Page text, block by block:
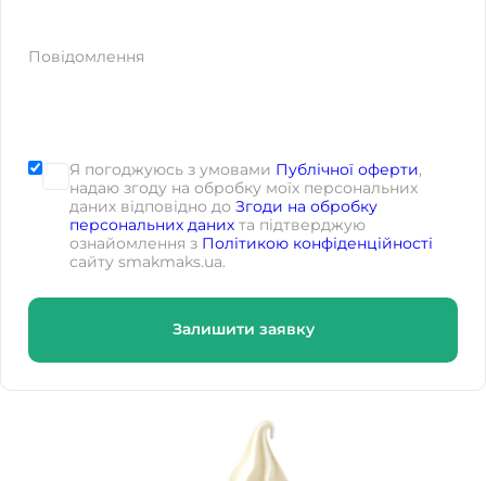
Повідомлення
Я погоджуюсь з умовами Публічної оферти,
надаю згоду на обробку моїх персональних
даних відповідно до Згоди на обробку
персональних даних та підтверджую
ознайомлення з Політикою конфіденційності
сайту smakmaks.ua.
Залишити заявку